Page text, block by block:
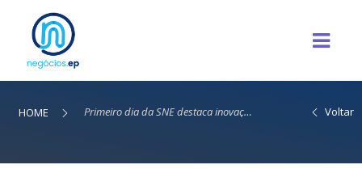
HOME Primeiro dia da SNE destaca inovação, vendas digitais e agenda estratégica para Campinas Voltar